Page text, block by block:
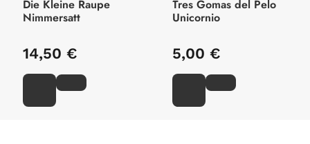
Die Kleine Raupe
Nimmersatt
14,50 €
Tres Gomas del Pelo
Unicornio
5,00 €